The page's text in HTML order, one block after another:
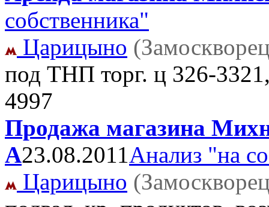
собственника"
Царицыно
под ТНП торг. ц 326-
4997
Продажа магазина
А23.08.2011Анализ "на
Царицыно